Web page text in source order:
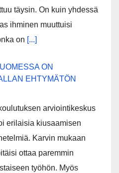
täysin. On kuin yhdessä
ihminen muuttuisi
on [...]
ON
EHTYMÄTÖN
arviointikeskus
erilaisia kiusaamisen
Karvin mukaan
ottaa paremmin
työhön. Myös